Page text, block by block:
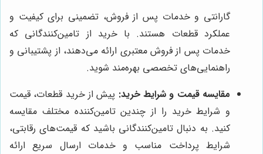
گارانتی و خدمات پس از فروش، تضمینی برای کیفیت و
عملکرد قطعات هستند. با خرید از تامین‌کنندگانی که
خدمات پس از فروش معتبری ارائه می‌دهند، از پشتیبانی و
راهنمایی‌های تخصصی بهره‌مند شوید.
مقایسه قیمت و شرایط خرید: پیش از خرید قطعات، قیمت
و شرایط خرید را از چندین تامین‌کننده مختلف مقایسه
کنید. به دنبال تامین‌کنندگانی باشید که قیمت‌های رقابتی،
شرایط پرداخت مناسب و خدمات ارسال سریع ارائه